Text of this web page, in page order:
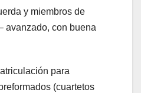
y miembros de
avanzado, con buena
para
(cuartetos